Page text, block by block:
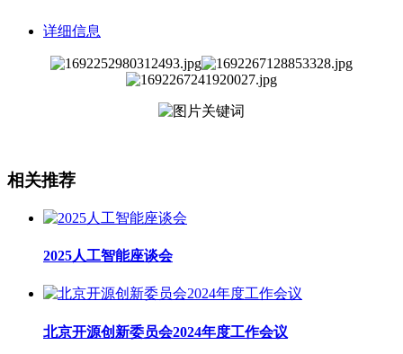
详细信息
相关推荐
2025人工智能座谈会
北京开源创新委员会2024年度工作会议